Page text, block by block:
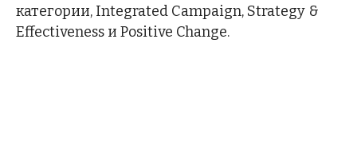
категории, Integrated Campaign, Strategy &
Effectiveness и Positive Change.